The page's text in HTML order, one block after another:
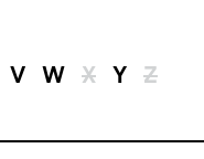
V W X Y Z